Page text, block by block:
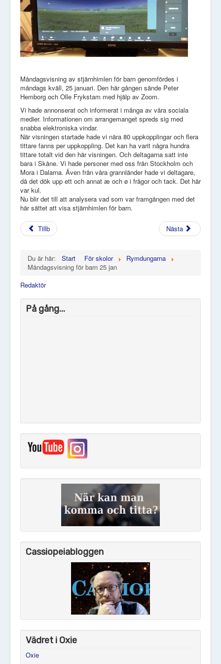
Måndagsvisning av stjärnhimlen för barn genomfördes i
måndags kväll, 25 januari. Den här gången sände Peter
Hemborg och Olle Frykstam med hjälp av Zoom.
Vi hade annonserat och informerat i många av våra sociala
medier. Informationen om arrangemanget spreds sig med
snabba elektroniska vindar.
När visningen startade hade vi nära 80 uppkopplingar och flera
tittare fanns per uppkoppling. Det kan ha varit några hundra
tittare totalt vid den här visningen. Och deltagarna satt inte
bara i Skåne. Vi hade personer med oss från Stockholm och
Mora i Dalarna. Även från våra grannländer hade vi deltagare,
då det dök upp ett och annat æ och ø i frågor och tack. Det här
var kul.
Nu blir det till att analysera vad som var framgången med det
här sättet att visa stjärnhimlen för barn.
Tillb Nästa
Du är här: Start För skolor
Rymdungarna
Måndagsvisning för barn 25 jan
Redaktör
På gång...
Cassiopeiabloggen
Vädret i Oxie
Oxie